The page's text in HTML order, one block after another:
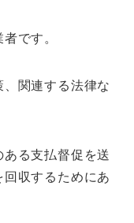
です。
関連する法律な
る支払督促を送
収するためにあ